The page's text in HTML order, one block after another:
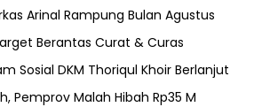
Arinal Rampung Bulan Agustus
Berantas Curat & Curas
Sosial DKM Thoriqul Khoir Berlanjut
Pemprov Malah Hibah Rp35 M